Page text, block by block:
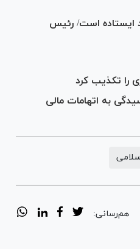
ایستاده است/ رئیس
را تکذیب کرد
به اتهامات مالی
هم‌رسانی: